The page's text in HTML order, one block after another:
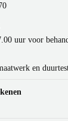
uur voor
en